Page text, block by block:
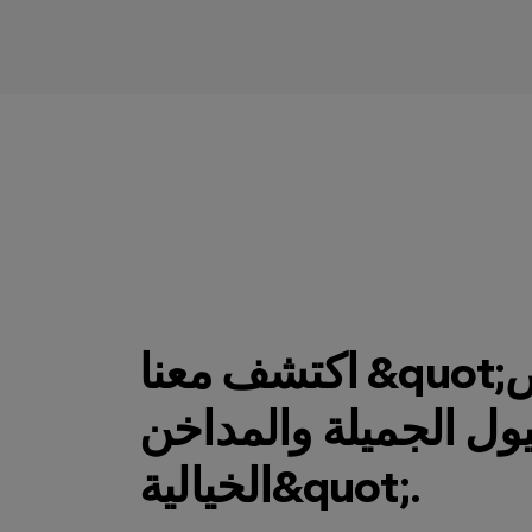
اكتشف معنا &quot;أرض
الجميلة والمداخن
الخيالية&quot;.